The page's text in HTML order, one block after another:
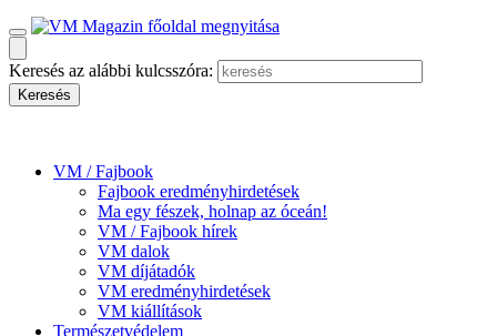
Keresés az alábbi kulcsszóra:
VM / Fajbook
Fajbook eredményhirdetések
Ma egy fészek, holnap az óceán!
VM / Fajbook hírek
VM dalok
VM díjátadók
VM eredményhirdetések
VM kiállítások
Természetvédelem